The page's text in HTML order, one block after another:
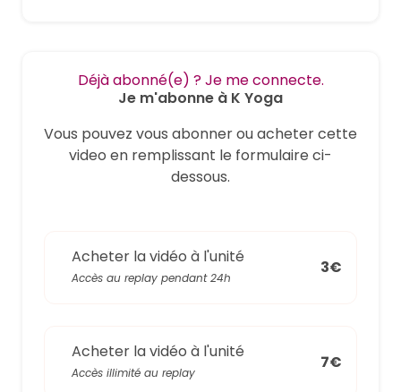
Déjà abonné(e) ? Je me connecte.
Je m'abonne à K Yoga
Vous pouvez vous abonner ou acheter cette
video en remplissant le formulaire ci-
dessous.
Acheter la vidéo à l'unité
Accès au replay pendant 24h
3€
Acheter la vidéo à l'unité
Accès illimité au replay
7€